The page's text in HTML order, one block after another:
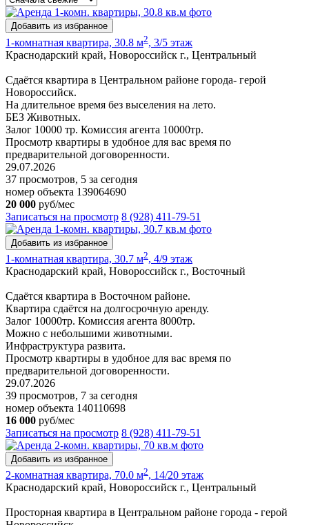
Добавить из избранное
1-комнатная квартира, 30.8 м2, 3/5 этаж
Краснодарский край, Новороссийск г., Центральный
Сдаётся квартира в Центральном районе города- герой
Новороссийск.
На длительное время без выселения на лето.
БЕЗ Животных.
Залог 10000 тр. Комиссия агента 10000тр.
Просмотр квартиры в удобное для вас время по
предварительной договоренности.
29.07.2026
37 просмотров, 5 за сегодня
номер объекта 139064690
20 000 руб/мес
Записаться на просмотр 8 (928) 411-79-51
Добавить из избранное
1-комнатная квартира, 30.7 м2, 4/9 этаж
Краснодарский край, Новороссийск г., Восточный
Сдаётся квартира в Восточном районе.
Квартира сдаётся на долгосрочную аренду.
Залог 10000тр. Комиссия агента 8000тр.
Можно с небольшими животными.
Инфраструктура развита.
Просмотр квартиры в удобное для вас время по
предварительной договоренности.
29.07.2026
39 просмотров, 7 за сегодня
номер объекта 140110698
16 000 руб/мес
Записаться на просмотр 8 (928) 411-79-51
Добавить из избранное
2-комнатная квартира, 70.0 м2, 14/20 этаж
Краснодарский край, Новороссийск г., Центральный
Просторная квартира в Центральном районе города - герой